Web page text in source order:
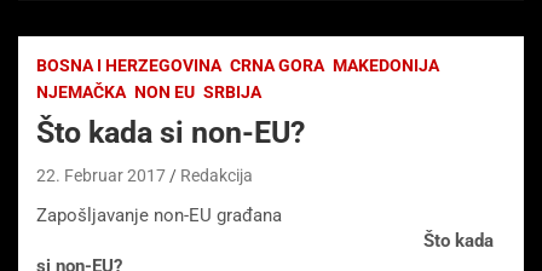
BOSNA I HERZEGOVINA CRNA GORA MAKEDONIJA
NJEMAČKA NON EU SRBIJA
Što kada si non-EU?
22. Februar 2017 Redakcija
Zapošljavanje non-EU građana
Što kada
si non-EU?